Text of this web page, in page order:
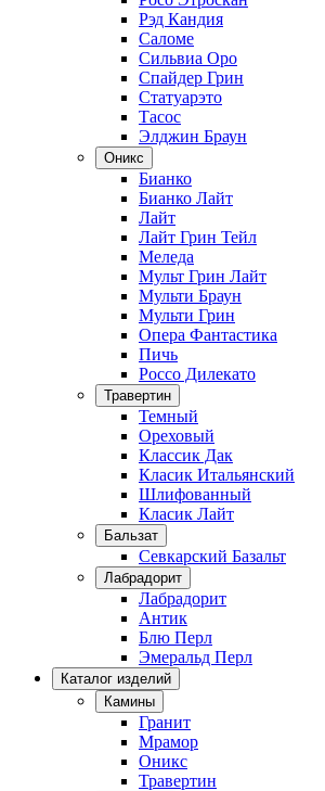
Рэд Кандия
Саломе
Сильвиа Оро
Спайдер Грин
Статуарэто
Тасос
Элджин Браун
Оникс
Бианко
Бианко Лайт
Лайт
Лайт Грин Тейл
Меледа
Мульт Грин Лайт
Мульти Браун
Мульти Грин
Опера Фантастика
Пичь
Россо Дилекато
Травертин
Темный
Ореховый
Классик Дак
Класик Итальянский
Шлифованный
Класик Лайт
Бальзат
Севкарский Базальт
Лабрадорит
Лабрадорит
Антик
Блю Перл
Эмеральд Перл
Каталог изделий
Камины
Гранит
Мрамор
Оникс
Травертин